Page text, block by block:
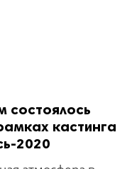
состоялось
кастинга
2020